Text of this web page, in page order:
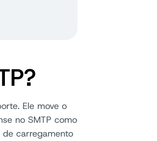
Ele move o
no SMTP como
carregamento